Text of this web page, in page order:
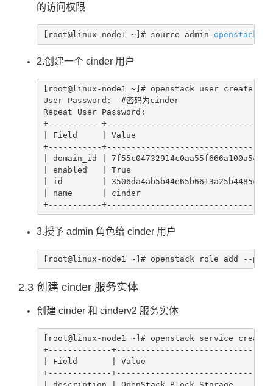
的访问权限
[root@linux-node1 ~]# source admin- openstack
2.创建一个 cinder 用户
[root@linux-node1 ~]# openstack user create
User Password:  #密码为cinder
Repeat User Password:
+-----------+----------------------------------
| Field     | Value
+-----------+----------------------------------
| domain_id | 7f55c04732914c0aa55f666a100a54cc
| enabled   | True
| id        | 3506da4ab5b44e65b6613a25b4485c6e
| name      | cinder
+-----------+----------------------------------
3.授予 admin 角色给 cinder 用户
[root@linux-node1 ~]# openstack role add --
2.3 创建 cinder 服务实体
创建 cinder 和 cinderv2 服务实体
[root@linux-node1 ~]# openstack service
+-------------
| Field       | Value
+-------------